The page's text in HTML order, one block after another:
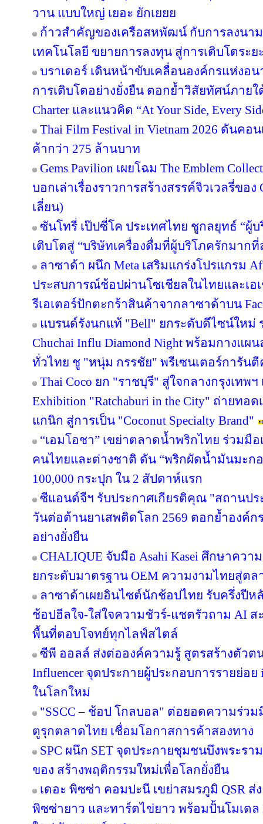
วาน แบบใหญ่ เยอะ ยักเยยย
ก้าวสำคัญของเครือสหพัฒน์ กับการลงนา
เทคโนโลยี ขยายการลงทุน สู่การเติบโตระย
บราเดอร์ เดินหน้าขับเคลื่อนองค์กรแห่งอ
การเติบโตอย่างยั่งยืน ตอกย้ำวิสัยทัศน์ภายใต้
Charter และแนวคิด “At Your Side, Every
Thai Film Festival in Vietnam 2026 ดันค
ค้ากว่า 275 ล้านบาท
Gems Pavilion เผยโฉม The Emblem
บอกเล่าเรื่องราวการสร้างสรรค์จิวเวลรี่ของ
เลี่ยน)
ซันโทรี่ เป๊ปซี่โค ประเทศไทย ชูกลยุทธ์ “ผู้
เติบโตสู่ “บริษัทเครื่องดื่มที่ผู้บริโภครักมากที่
ลาซาด้า ผนึก Meta เสริมแกร่งโปรแกรม
ประสบการณ์ช้อปผ่านโซเชียลในไทยและเอ
รีเอเตอร์ปักตะกร้าสินค้าจากลาซาด้าบน
แบรนด์รังนกแท้ "Bell" ยกระดับดีไซน์ใหม่
Chuchai Influ Diamond Night พร้อมกางแ
ทั่วไทย ชู "หนุ่ม กรรชัย" พรีเซนเตอร์การัน
Thai Coco ยก "ราชบุรี" สู่ใจกลางกรุงเทพฯ
Exhibition "Ratchaburi in the City" ถ่ายทอ
แกนิก สู่การเป็น "Coconut Specialty Brand"
“เอมโอชา” เขย่าตลาดน้ำพริกไทย ร่วมมื
คนไทยและต่างชาติ ดัน “พริกผัดน้ำมันมะก
100,000 กระปุก ใน 2 สัปดาห์แรก
ซีแอนด์จีฯ รับประกาศเกียรติคุณ "สถานป
วันต่อต้านยาเสพติดโลก 2569 ตอกย้ำองค์
อย่างยั่งยืน
CHALIQUE จับมือ Asahi Kasei ศึกษาคว
ยกระดับมาตรฐาน OEM ความงามไทยสู่ตล
ลาซาด้าเผยอินไซต์นักช้อปไทย รับครึ่งปีห
ช้อปฮีลใจ-ใส่ใจความชัวร์-แชตรัวถาม AI
พื้นที่ตอบโจทย์ทุกไลฟ์สไตล์
ซีพี ออลล์ ส่งต่อองค์ความรู้ สูตรสร้างตัวต
Influencer จุดประกายผู้ประกอบการรายย่อ
ในโลกใหม่
"SSCC – ช้อป โกลบอล" ต่อยอดความร่ว
ตูรุกตลาดไทย เชื่อมโอกาสการค้าสองทาง
SPC ผนึก SET จุดประกายชุมชนบึงพระร
ของ สร้างพฤติกรรมใหม่เพื่อโลกยั่งยืน
เดอะ พิซซ่า คอมปะนี เขย่าสมรภูมิ QSR ส่
พิซซ่ายาว และทาร์ตไข่ยาว พร้อมปั้นโมเดล